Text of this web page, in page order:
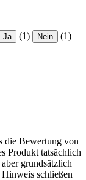
Ja (1) Nein (1)
die Bewertung von
Produkt tatsächlich
grundsätzlich
Hinweis schließen